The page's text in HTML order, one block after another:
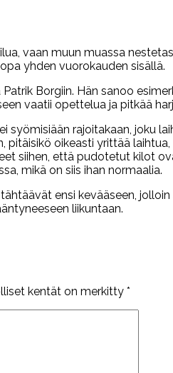
vaan muun muassa
yhden vuorokauden sisällä.
Borgiin. Hän sanoo
vaatii opettelua ja pitkää
syömisiään rajoitakaan, joku
pitäisikö oikeasti yrittää
siihen, että pudotetut kilot
mikä on siis ihan normaalia.
ensi kevääseen,
liikuntaan.
kentät on merkitty *